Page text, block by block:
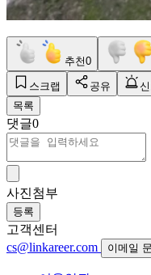
추천0
스크랩 공유
목록
댓글0
사진첨부
등록
고객센터
cs@linkareer.com
이메일